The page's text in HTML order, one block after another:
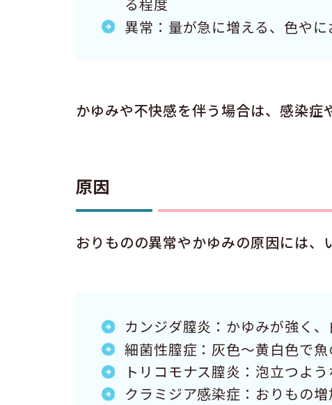
異常：量が急に増える、色や
かゆみや不快感を伴う場合は、感染症
原因
おりものの異常やかゆみの原因には、
カンジダ膣炎：かゆみが強く
細菌性膣症：灰色〜黄白色で
トリコモナス膣炎：泡立つよ
クラミジア感染症：おりもの